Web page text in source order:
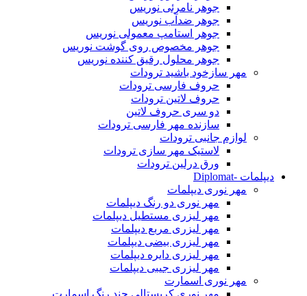
جوهر نامرئی نوریس
جوهر ضدآب نوریس
جوهر استامپ معمولی نوریس
جوهر مخصوص روی گوشت نوریس
جوهر محلول رقیق کننده نوریس
مهر سازخود باشید ترودات
حروف فارسی ترودات
حروف لاتین ترودات
دو سری حروف لاتین
سازنده مهر فارسی ترودات
لوازم جانبی ترودات
لاستیک مهر سازی ترودات
ورق درلین ترودات
دیپلمات -Diplomat
مهر نوری دیپلمات
مهر نوری دو رنگ دیپلمات
مهر لیزری مستطیل دیپلمات
مهر لیزری مربع دیپلمات
مهر لیزری بیضی دیپلمات
مهر لیزری دایره دیپلمات
مهر لیزری جیبی دیپلمات
مهر نوری اسمارت
مهر نوری کریستالی چند رنگ اسمارت